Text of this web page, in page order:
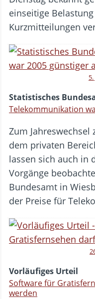
einseitige
Kurzmitteilungen
Statistisches
Telekommunikation
Zum
dem privaten
lassen sich auch in
Vorgänge
Bundesamt in
der Preise für
Vorläufiges Urteil
Software für
werden